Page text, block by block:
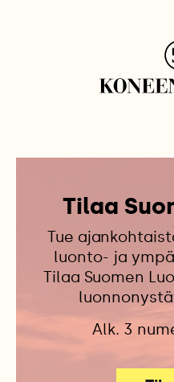
Tilaa
Tue
luonto- ja
Tilaa Suomen
Alk. 3